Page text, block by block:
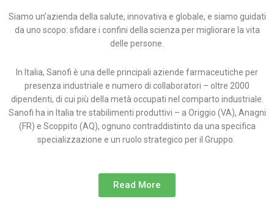
Siamo un’azienda della salute, innovativa e globale, e siamo guidati
da uno scopo: sfidare i confini della scienza per migliorare la vita
delle persone.
In Italia, Sanofi è una delle principali aziende farmaceutiche per
presenza industriale e numero di collaboratori – oltre 2000
dipendenti, di cui più della metà occupati nel comparto industriale.
Sanofi ha in Italia tre stabilimenti produttivi – a Origgio (VA), Anagni
(FR) e Scoppito (AQ), ognuno contraddistinto da una specifica
specializzazione e un ruolo strategico per il Gruppo.
Read More